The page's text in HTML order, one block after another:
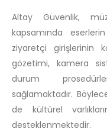
Altay Güvenlik,
kapsamında
ziyaretçi girişlerinin
gözetimi, kamera
durum
sağlamaktadır.
de kültürel
desteklenmektedir.